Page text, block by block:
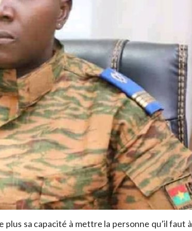
plus sa capacité à mettre la personne qu’il faut à